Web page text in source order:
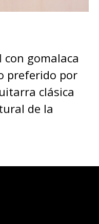
gomalaca
preferido por
clásica
de la